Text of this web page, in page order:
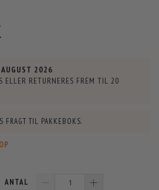
2026
RETURNERES FREM TIL 20
FRAGT TIL PAKKEBOKS.
ANTAL